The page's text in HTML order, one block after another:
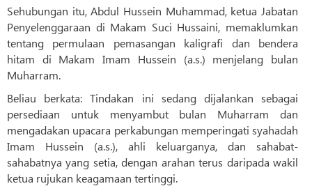
Sehubungan itu, Abdul Hussein Muhammad, ketua Jabatan
Penyelenggaraan di Makam Suci Hussaini, memaklumkan
tentang permulaan pemasangan kaligrafi dan bendera
hitam di Makam Imam Hussein (a.s.) menjelang bulan
Muharram.
Beliau berkata: Tindakan ini sedang dijalankan sebagai
persediaan untuk menyambut bulan Muharram dan
mengadakan upacara perkabungan memperingati syahadah
Imam Hussein (a.s.), ahli keluarganya, dan sahabat-
sahabatnya yang setia, dengan arahan terus daripada wakil
ketua rujukan keagamaan tertinggi.